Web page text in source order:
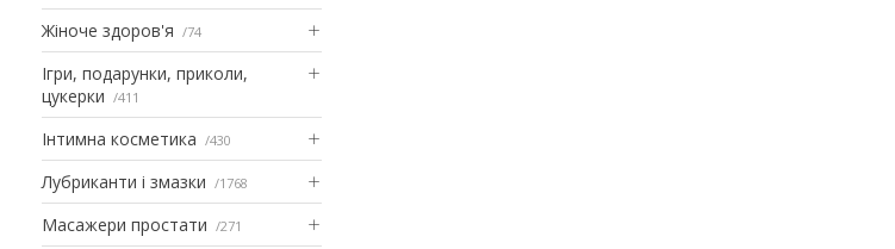
Жіноче здоров'я 74
Ігри, подарунки, приколи,
цукерки
411
Інтимна косметика 430
Лубриканти і змазки 1768
Масажери простати 271